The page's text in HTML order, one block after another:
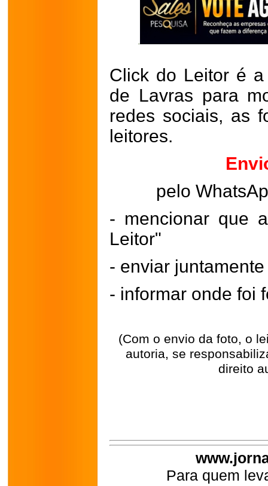
Click do Leitor é
de Lavras para
redes sociais, as
leitores.
pelo
- mencionar que
Leitor"
- enviar
- informar onde foi
(Com o envio da foto, o
autoria, se
direito
Para quem